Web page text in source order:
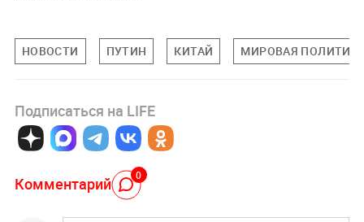
НОВОСТИ ПУТИН КИТАЙ МИРОВАЯ
Подписаться на LIFE
Комментарий 0